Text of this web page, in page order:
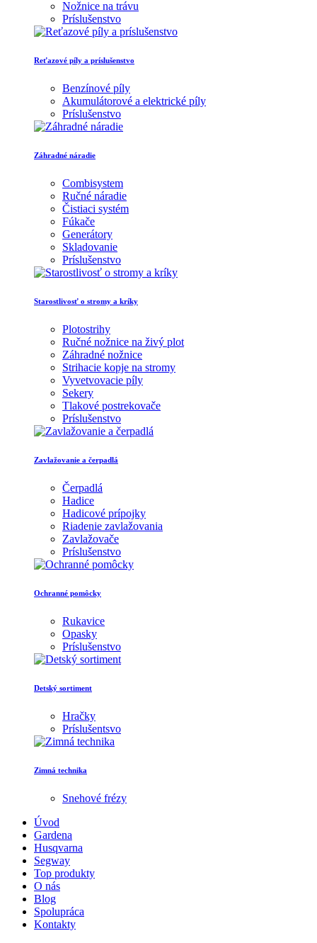
Nožnice na trávu
Príslušenstvo
Reťazové píly a príslušenstvo
Benzínové píly
Akumulátorové a elektrické píly
Príslušenstvo
Záhradné náradie
Combisystem
Ručné náradie
Čistiaci systém
Fúkače
Generátory
Skladovanie
Príslušenstvo
Starostlivosť o stromy a kríky
Plotostrihy
Ručné nožnice na živý plot
Záhradné nožnice
Strihacie kopje na stromy
Vyvetvovacie píly
Sekery
Tlakové postrekovače
Príslušenstvo
Zavlažovanie a čerpadlá
Čerpadlá
Hadice
Hadicové prípojky
Riadenie zavlažovania
Zavlažovače
Príslušenstvo
Ochranné pomôcky
Rukavice
Opasky
Príslušenstvo
Detský sortiment
Hračky
Príslušentsvo
Zimná technika
Snehové frézy
Úvod
Gardena
Husqvarna
Segway
Top produkty
O nás
Blog
Spolupráca
Kontakty